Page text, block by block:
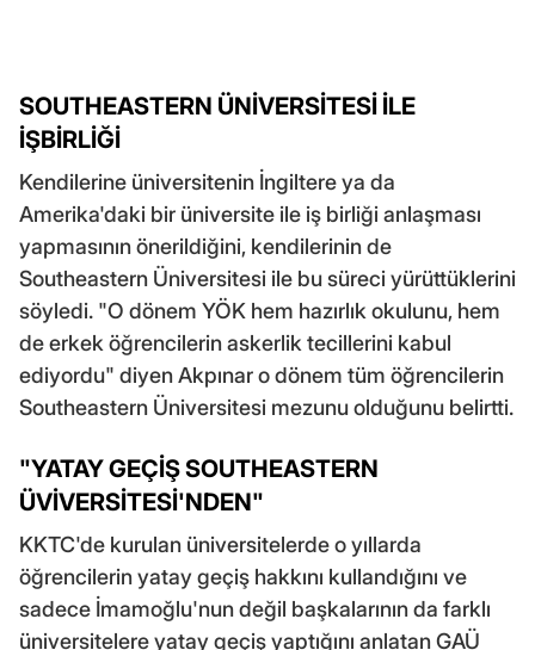
SOUTHEASTERN ÜNİVERSİTESİ İLE
İŞBİRLİĞİ
Kendilerine üniversitenin İngiltere ya da
Amerika'daki bir üniversite ile iş birliği anlaşması
yapmasının önerildiğini, kendilerinin de
Southeastern Üniversitesi ile bu süreci yürüttüklerini
söyledi. "O dönem YÖK hem hazırlık okulunu, hem
de erkek öğrencilerin askerlik tecillerini kabul
ediyordu" diyen Akpınar o dönem tüm öğrencilerin
Southeastern Üniversitesi mezunu olduğunu belirtti.
"YATAY GEÇİŞ SOUTHEASTERN
ÜVİVERSİTESİ'NDEN"
KKTC'de kurulan üniversitelerde o yıllarda
öğrencilerin yatay geçiş hakkını kullandığını ve
sadece İmamoğlu'nun değil başkalarının da farklı
üniversitelere yatay geçiş yaptığını anlatan GAÜ